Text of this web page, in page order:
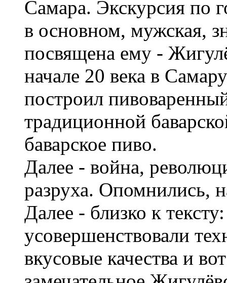
Самара. Экскурсия по
в основном, мужская,
посвящена ему -
начале 20 века в
построил
традиционной
баварское пиво.
Далее - война,
разруха. Опомнились,
Далее - близко к
усовершенствовали
вкусовые качества и